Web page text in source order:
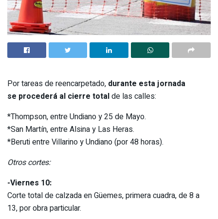
Por tareas de reencarpetado, durante esta jornada
se procederá al cierre totalde las calles:
*Thompson, entre Undiano y 25 de Mayo.
*San Martín, entre Alsina y Las Heras.
*Beruti entre Villarino y Undiano (por 48 horas).
Otros cortes:
-Viernes 10:
Corte total de calzada en Güemes, primera cuadra, de 8 a
13, por obra particular.